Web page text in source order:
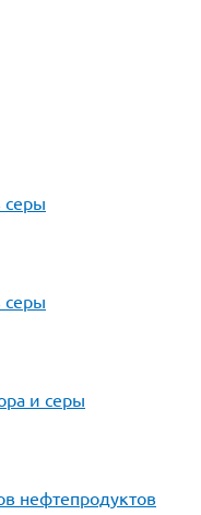
серы
серы
и серы
нефтепродуктов